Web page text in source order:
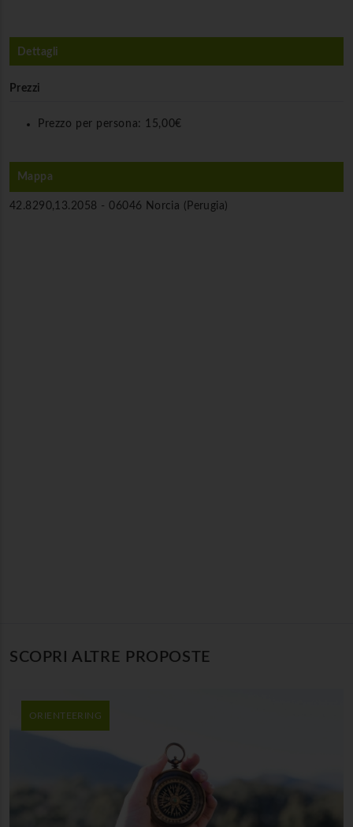
Dettagli
Prezzi
Prezzo per persona: 15,00€
Mappa
42.8290,13.2058 - 06046 Norcia (Perugia)
SCOPRI ALTRE PROPOSTE
ORIENTEERING